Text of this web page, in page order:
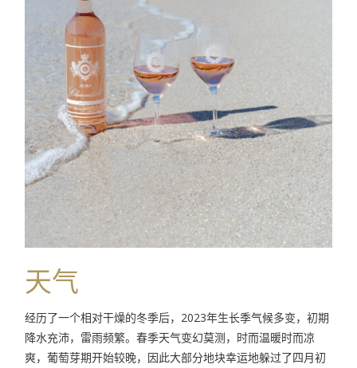
天气
经历了一个相对干燥的冬季后， 2023年生长季气候多变，初期
降水充沛，雷雨频繁。春季天气变幻莫测，时而温暖时而凉
爽，葡萄芽期开始较晚，因此大部分地块幸运地躲过了四月初